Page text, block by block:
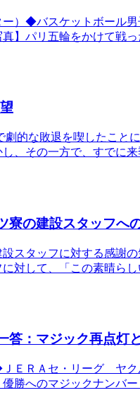
ー）◆バスケットボー
】パリ五輪をかけて戦
的な敗退を喫したこと
、その一方で、すでに
寮の建設スタッフへ
スタッフに対する感謝
対して、「この素晴ら
答：マジック再点灯
ＲＡセ・リーグ ヤク
勝へのマジックナンバ